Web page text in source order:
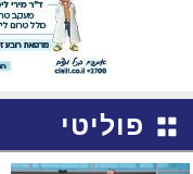
פוליטי